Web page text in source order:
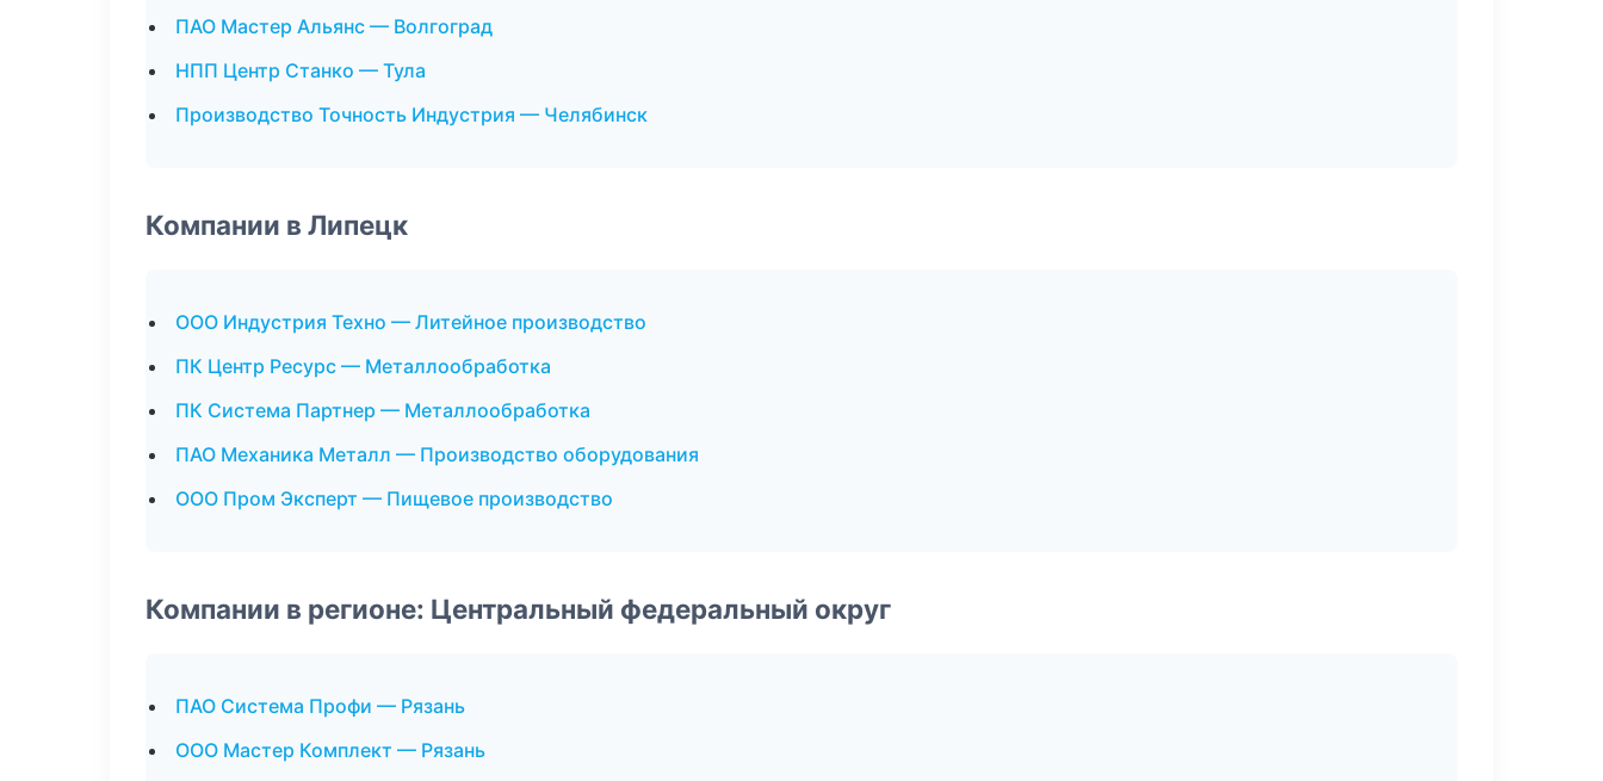
ПАО Мастер Альянс — Волгоград
НПП Центр Станко — Тула
Производство Точность Индустрия — Челябинск
Компании в Липецк
ООО Индустрия Техно — Литейное производство
ПК Центр Ресурс — Металлообработка
ПК Система Партнер — Металлообработка
ПАО Механика Металл — Производство оборудования
ООО Пром Эксперт — Пищевое производство
Компании в регионе: Центральный федеральный округ
ПАО Система Профи — Рязань
ООО Мастер Комплект — Рязань